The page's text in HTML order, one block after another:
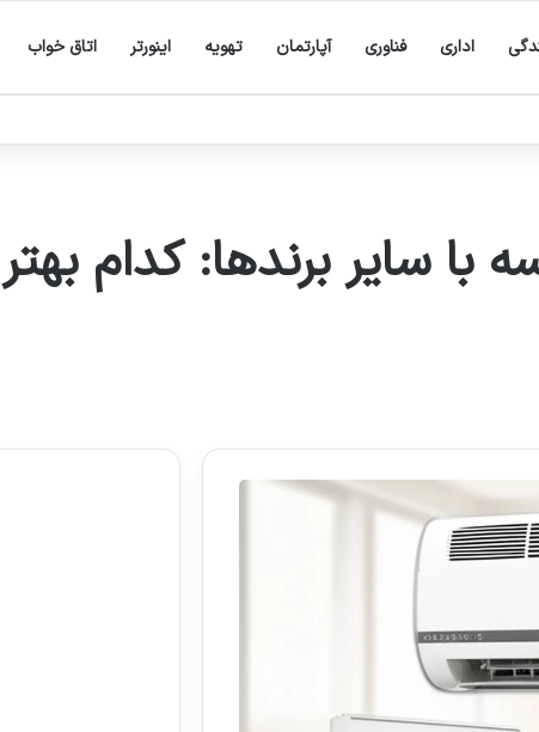
اداری فناوری آپارتمان تهویه اینورتر اتاق خواب
با سایر برندها: کدام بهتر